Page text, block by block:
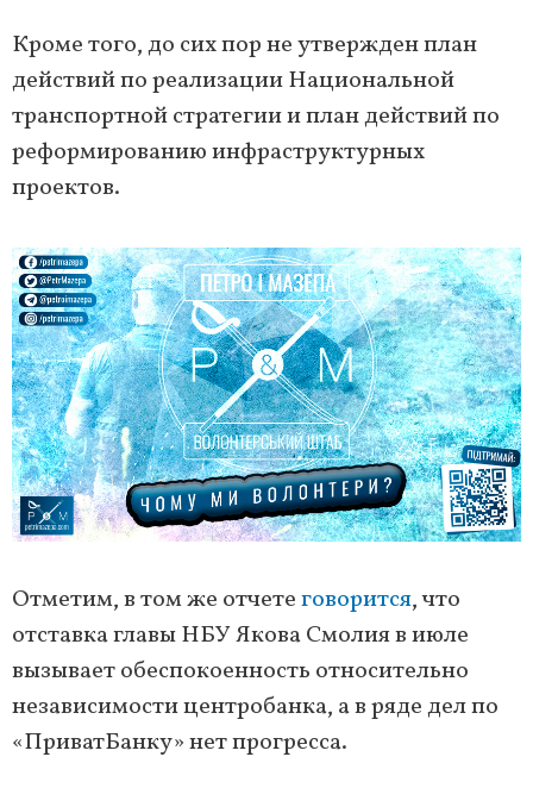
Кроме того, до сих пор не утвержден план
действий по реализации Национальной
транспортной стратегии и план действий по
реформированию инфраструктурных
проектов.
Отметим, в том же отчетеговорится, что
отставка главы НБУ Якова Смолия в июле
вызывает обеспокоенность относительно
независимости центробанка, а в ряде дел по
«ПриватБанку» нет прогресса.